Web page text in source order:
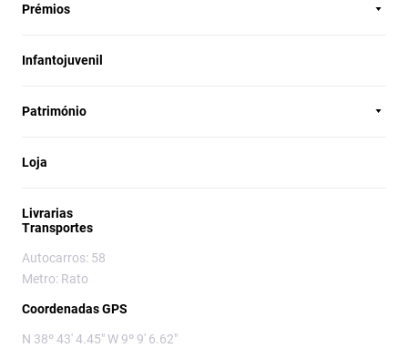
Prémios
Infantojuvenil
Património
Loja
Livrarias
Transportes
Autocarros: 58
Metro: Rato
Coordenadas GPS
N 38º 43' 4.45" W 9º 9' 6.62"